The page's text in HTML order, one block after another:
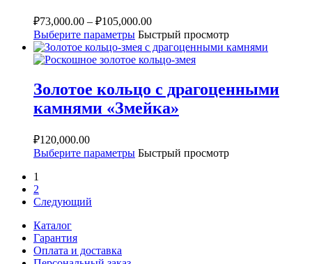
₽73,000.00 – ₽105,000.00
Выберите параметры Быстрый просмотр
Золотое кольцо с драгоценными
камнями «Змейка»
₽120,000.00
Выберите параметры Быстрый просмотр
1
2
Следующий
Каталог
Гарантия
Оплата и доставка